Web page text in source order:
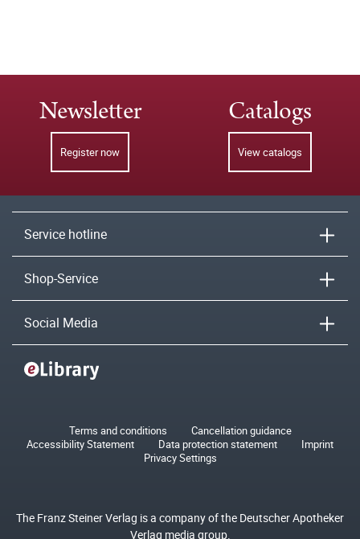
Newsletter
Register now
Catalogs
View catalogs
Service hotline
Shop-Service
Social Media
Terms and conditions
Cancellation guidance
Accessibility Statement
Data protection statement
Imprint
Privacy Settings
The Franz Steiner Verlag is a company of the Deutscher Apotheker
Verlag media group.